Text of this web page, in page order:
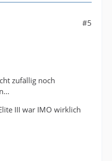
#5
zufällig noch
III war IMO wirklich